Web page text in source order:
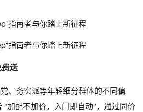
送
、务实派等年轻细分群体的不同偏
"加配不加价，入门即自动"，通过同价